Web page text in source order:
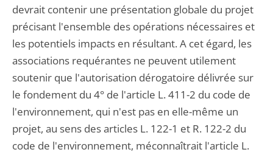
devrait contenir une présentation globale du projet
précisant l'ensemble des opérations nécessaires et
les potentiels impacts en résultant. A cet égard, les
associations requérantes ne peuvent utilement
soutenir que l'autorisation dérogatoire délivrée sur
le fondement du 4° de l'article L. 411-2 du code de
l'environnement, qui n'est pas en elle-même un
projet, au sens des articles L. 122-1 et R. 122-2 du
code de l'environnement, méconnaîtrait l'article L.